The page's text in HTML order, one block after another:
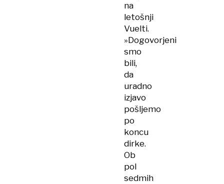
na
letošnji
Vuelti.
»Dogovorjeni
smo
bili,
da
uradno
izjavo
pošljemo
po
koncu
dirke.
Ob
pol
sedmih